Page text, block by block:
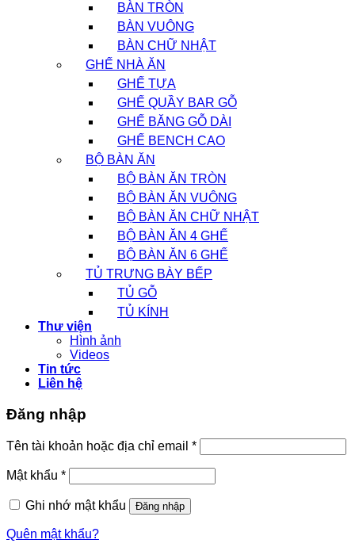
BÀN TRÒN
BÀN VUÔNG
BÀN CHỮ NHẬT
GHẾ NHÀ ĂN
GHẾ TỰA
GHẾ QUẦY BAR GỖ
GHẾ BĂNG GỖ DÀI
GHẾ BENCH CAO
BỘ BÀN ĂN
BỘ BÀN ĂN TRÒN
BỘ BÀN ĂN VUÔNG
BỘ BÀN ĂN CHỮ NHẬT
BỘ BÀN ĂN 4 GHẾ
BỘ BÀN ĂN 6 GHẾ
TỦ TRƯNG BÀY BẾP
TỦ GỖ
TỦ KÍNH
Thư viện
Hình ảnh
Videos
Tin tức
Liên hệ
Đăng nhập
Tên tài khoản hoặc địa chỉ email *
Mật khẩu *
Ghi nhớ mật khẩu Đăng nhập
Quên mật khẩu?